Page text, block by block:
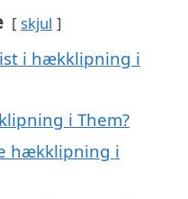
skjul
i hækklipning i
i Them?
hækklipning i